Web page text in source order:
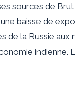
sources de
baisse de
de la Russie
indienne.